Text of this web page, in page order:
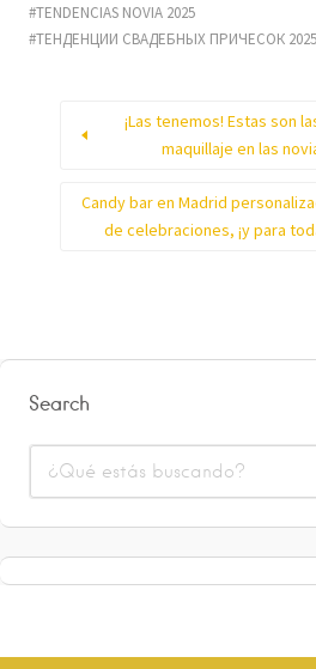
TENDENCIAS NOVIA 2025
ТЕНДЕНЦИИ СВАДЕБНЫХ ПРИЧЕСОК
¡Las tenemos! Estas son
maquillaje en las
Candy bar en Madrid
de celebraciones, ¡y para
Search